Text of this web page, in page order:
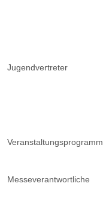
Jugendvertreter
Veranstaltungsprogramm
Messeverantwortliche